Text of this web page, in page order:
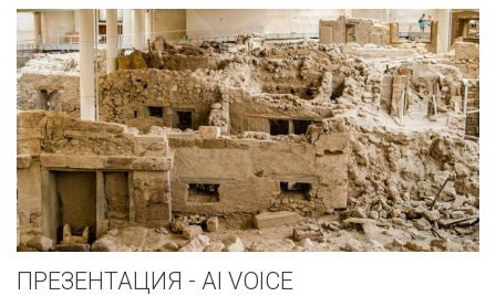
ПРЕЗЕНТАЦИЯ - AI VOICE